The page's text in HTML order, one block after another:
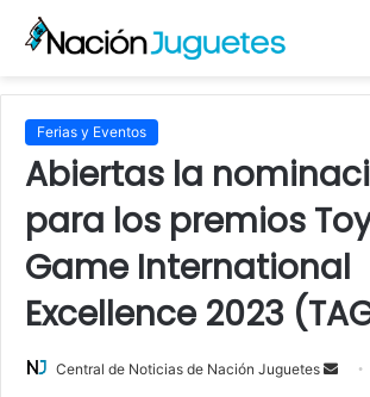
Ferias y Eventos
Abiertas la
para los premios
Game International
Excellence 2023
Central de Noticias de Nación Juguetes